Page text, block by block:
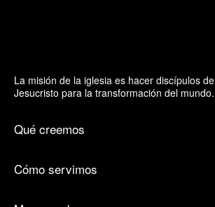
La misión de la iglesia es hacer discípulos de
Jesucristo para la transformación del mundo.
Qué creemos
Cómo servimos